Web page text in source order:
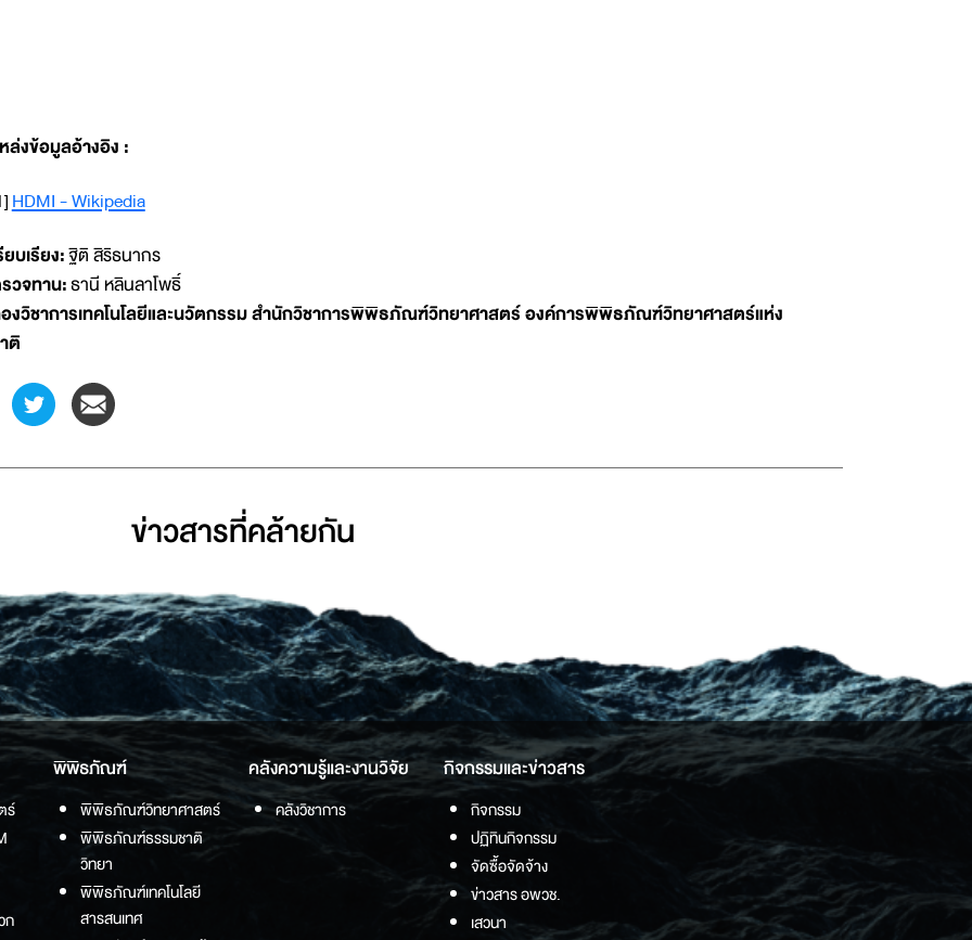
ล่งข้อมูลอ้างอิง :
HDMI - Wikipedia
ยบเรียง:ฐิติ สิริธนากร
วจทาน:ธานี หลินลาโพธิ์
งวิชาการเทคโนโลยีและนวัตกรรม สำนักวิชาการพิพิธภัณฑ์วิทยาศาสตร์ องค์การพิพิธภัณฑ์วิทยาศาสตร์แห่ง
ติ
ข่าวสารที่่คล้ายกัน
ร์
ก
พิพิธภัณฑ์
พิพิธภัณฑ์วิทยาศาสตร์
พิพิธภัณฑ์ธรรมชาติ
วิทยา
พิพิธภัณฑ์เทคโนโลยี
สารสนเทศ
คลังความรู้และงานวิจัย
คลังวิชาการ
กิจกรรมและข่าวสาร
กิจกรรม
ปฏิทินกิจกรรม
จัดซื้อจัดจ้าง
ข่าวสาร อพวช.
เสวนา